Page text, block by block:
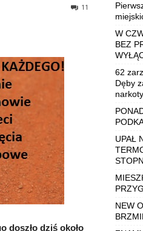
11
doszło dziś około
W
BEZ
62
Dęby
UPAŁ
NEW